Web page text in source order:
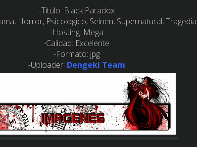
-Titulo: Black Paradox
Horror, Psicologico, Seinen, Supernatural, Tragedia
-Hosting: Mega
-Calidad: Excelente
-Formato: jpg
-Uploader: Dengeki Team